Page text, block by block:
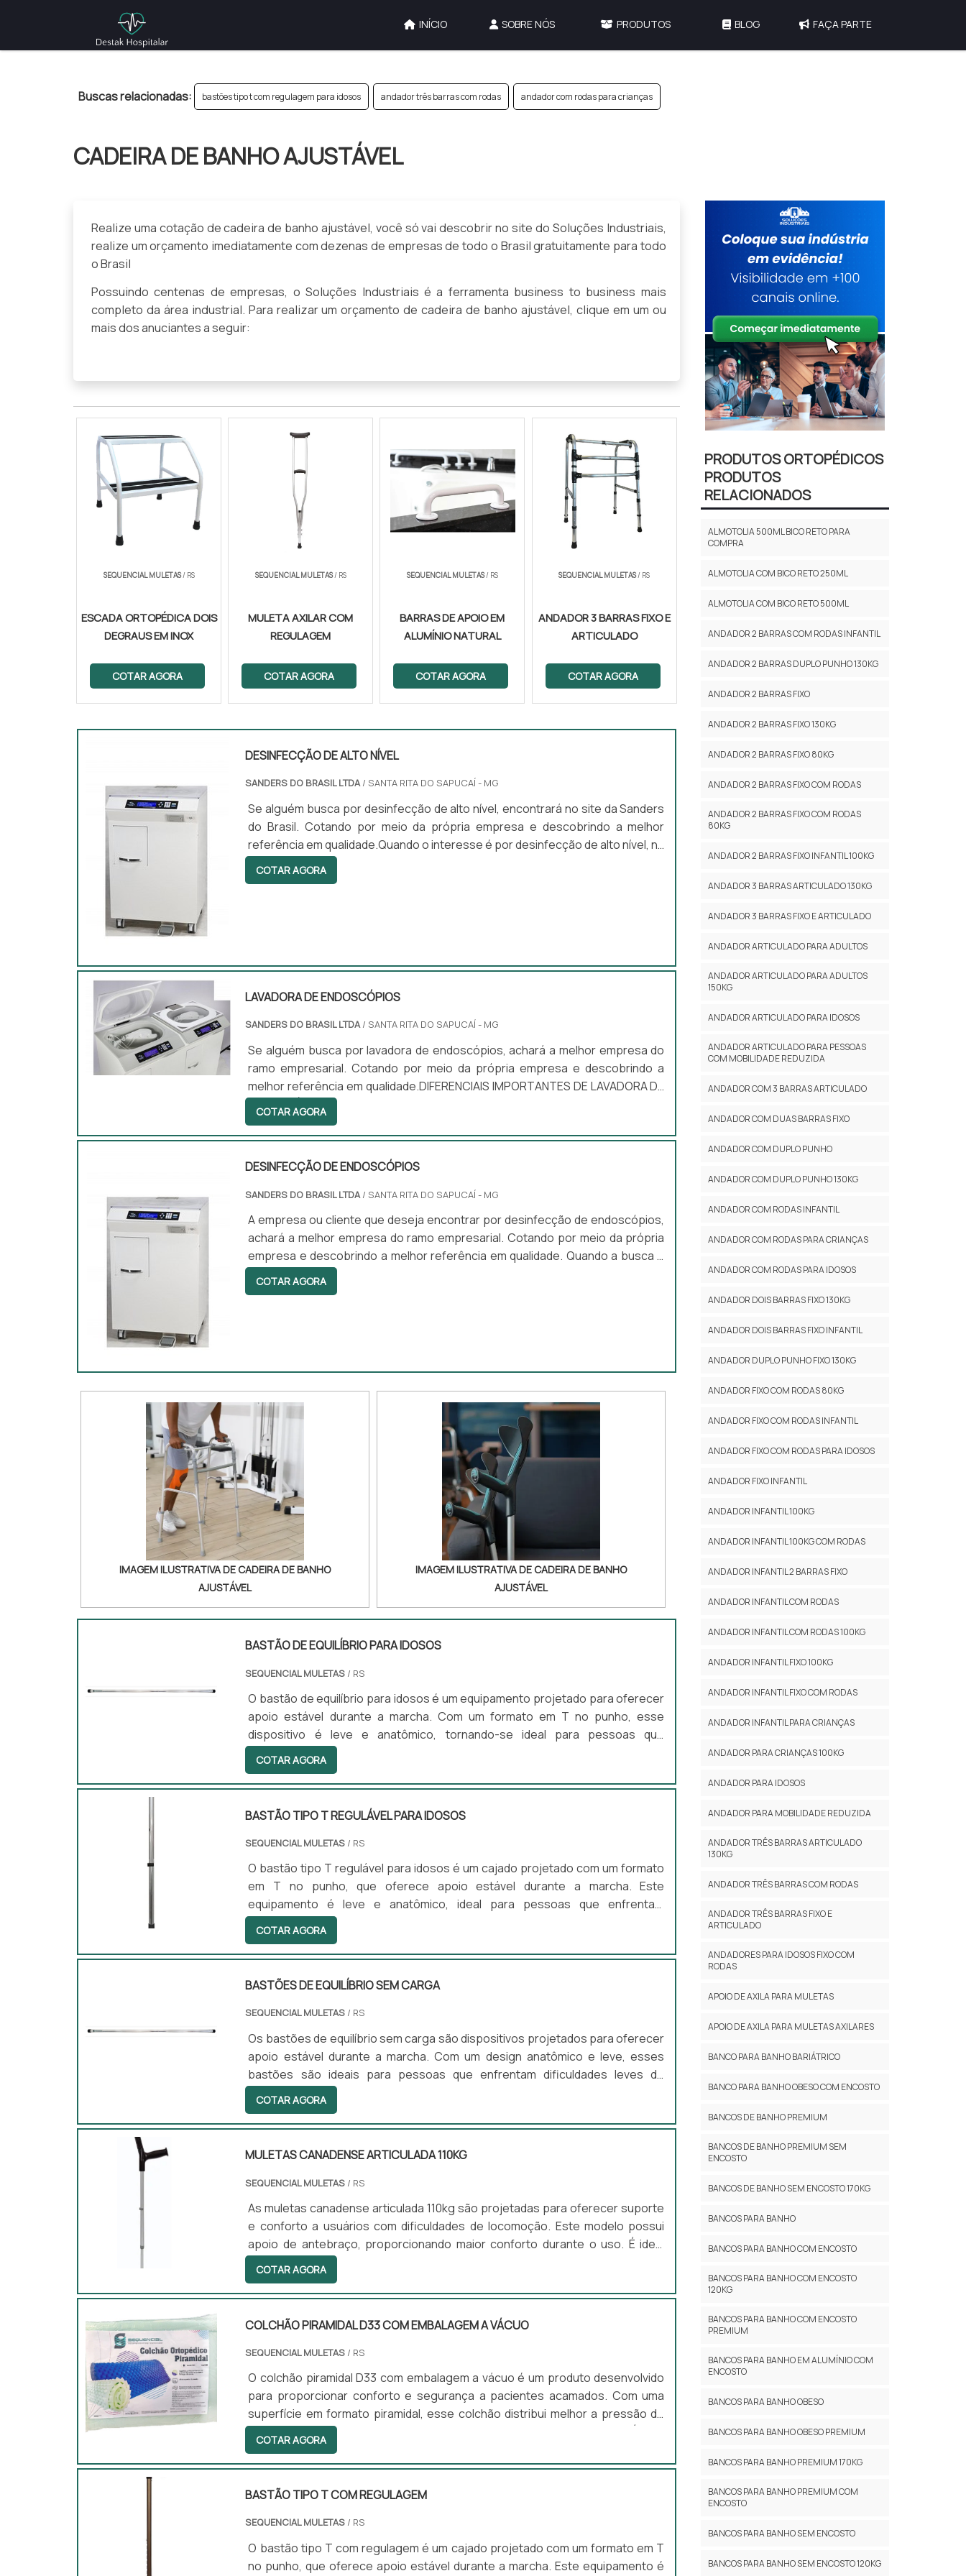
INÍCIO SOBRE NÓS PRODUTOS BLOG FAÇA PARTE
Buscas relacionadas: bastões tipo t com regulagem para idosos andador três barras com rodas andador com rodas para crianças
CADEIRA DE BANHO AJUSTÁVEL
Realize uma cotação de cadeira de banho ajustável, você só vai descobrir no site do Soluções Industriais,
realize um orçamento imediatamente com dezenas de empresas de todo o Brasil gratuitamente para todo
o Brasil
Possuindo centenas de empresas, o Soluções Industriais é a ferramenta business to business mais
completo da área industrial. Para realizar um orçamento de cadeira de banho ajustável, clique em um ou
mais dos anuciantes a seguir:
SEQUENCIAL MULETAS/ RS
ESCADA ORTOPÉDICA DOIS
DEGRAUS EM INOX
COTAR AGORA
SEQUENCIAL MULETAS/ RS
MULETA AXILAR COM
REGULAGEM
COTAR AGORA
SEQUENCIAL MULETAS/ RS
BARRAS DE APOIO EM
ALUMÍNIO NATURAL
COTAR AGORA
SEQUENCIAL MULETAS/ RS
ANDADOR 3 BARRAS FIXO E
ARTICULADO
COTAR AGORA
DESINFECÇÃO DE ALTO NÍVEL
SANDERS DO BRASIL LTDA/ SANTA RITA DO SAPUCAÍ - MG
Se alguém busca por desinfecção de alto nível, encontrará no site da Sanders
do Brasil. Cotando por meio da própria empresa e descobrindo a melhor
referência em qualidade.Quando o interesse é por desinfecção de alto nível, na
Sanders do Brasil irá encontrar excelente custo-benefício com produtos
desenvolvidos para servir mais e melhor.ALGUNS DETALHES SOBRE
COTAR AGORA
LAVADORA DE ENDOSCÓPIOS
SANDERS DO BRASIL LTDA/ SANTA RITA DO SAPUCAÍ - MG
Se alguém busca por lavadora de endoscópios, achará a melhor empresa do
ramo empresarial. Cotando por meio da própria empresa e descobrindo a
melhor referência em qualidade.DIFERENCIAIS IMPORTANTES DE LAVADORA DE
ENDOSCÓPIOSQuem quer achar lavadora de endoscópios em uma empresa
inovadora, depara com a Sanders do Brasil. A empresa atua com lavadoras
ultrassônicas e circuladores de saneantes, garantindo a satisfação da venda à
entrega fin...
COTAR AGORA
DESINFECÇÃO DE ENDOSCÓPIOS
SANDERS DO BRASIL LTDA/ SANTA RITA DO SAPUCAÍ - MG
A empresa ou cliente que deseja encontrar por desinfecção de endoscópios,
achará a melhor empresa do ramo empresarial. Cotando por meio da própria
empresa e descobrindo a melhor referência em qualidade. Quando a busca é
por desinfecção de endoscópios, com a equipe da Sanders do Brasil alcançará
assertividade com preços altamente competitivos.MAIS DETALHES SOBRE
COTAR AGORA
IMAGEM ILUSTRATIVA DE CADEIRA DE BANHO
AJUSTÁVEL
IMAGEM ILUSTRATIVA DE CADEIRA DE BANHO
AJUSTÁVEL
BASTÃO DE EQUILÍBRIO PARA IDOSOS
SEQUENCIAL MULETAS / RS
O bastão de equilíbrio para idosos é um equipamento projetado para oferecer
apoio estável durante a marcha. Com um formato em T no punho, esse
dispositivo é leve e anatômico, tornando-se ideal para pessoas que
apresentam dificuldades leves de locomoção. Uma de suas características
principais é a possibilidade de ajuste em altura, o que proporciona maior
conforto e adaptação ao usuário. O bastão pode ser utilizado em ambientes
internos e externos, oferecendo versatilidade para o dia a dia.
COTAR AGORA
BASTÃO TIPO T REGULÁVEL PARA IDOSOS
SEQUENCIAL MULETAS / RS
O bastão tipo T regulável para idosos é um cajado projetado com um formato
em T no punho, que oferece apoio estável durante a marcha. Este
equipamento é leve e anatômico, ideal para pessoas que enfrentam
dificuldades leves de locomoção. Além disso, sua altura é ajustável, permitindo
que o usuário encontre a posição mais confortável. O bastão pode ser
utilizado tanto em ambientes internos quanto externos, proporcionando
versatilidade em seu uso.
COTAR AGORA
BASTÕES DE EQUILÍBRIO SEM CARGA
SEQUENCIAL MULETAS / RS
Os bastões de equilíbrio sem carga são dispositivos projetados para oferecer
apoio estável durante a marcha. Com um design anatômico e leve, esses
bastões são ideais para pessoas que enfrentam dificuldades leves de
locomoção. Além disso, são ajustáveis em altura, permitindo que se adaptem a
diferentes usuários e situações. Podem ser utilizados tanto em ambientes
internos quanto externos, proporcionando versatilidade e conforto.
COTAR AGORA
MULETAS CANADENSE ARTICULADA 110KG
SEQUENCIAL MULETAS / RS
As muletas canadense articulada 110kg são projetadas para oferecer suporte
e conforto a usuários com dificuldades de locomoção. Este modelo possui
apoio de antebraço, proporcionando maior conforto durante o uso. É ideal
para quem necessita de um equipamento para uso prolongado, permitindo
maior mobilidade e segurança. Esse tipo de muleta é indicado para pessoas
com lesões ou deficiências permanentes, sendo leve, anatômica e ajustável,
adaptando-se às necessidades do usuário.
COTAR AGORA
COLCHÃO PIRAMIDAL D33 COM EMBALAGEM A VÁCUO
SEQUENCIAL MULETAS / RS
O colchão piramidal D33 com embalagem a vácuo é um produto desenvolvido
para proporcionar conforto e segurança a pacientes acamados. Com uma
superfície em formato piramidal, esse colchão distribui melhor a pressão do
corpo, prevenindo escaras e oferecendo ventilação e conforto térmico. É ideal
para uso em hospitais, asilos e domicílios, atendendo às necessidades de
pacientes que permanecem longos períodos em repouso.
COTAR AGORA
BASTÃO TIPO T COM REGULAGEM
SEQUENCIAL MULETAS / RS
O bastão tipo T com regulagem é um cajado projetado com um formato em T
no punho, que oferece apoio estável durante a marcha. Este equipamento é
PRODUTOS ORTOPÉDICOS
PRODUTOS
RELACIONADOS
ALMOTOLIA 500ML BICO RETO PARA
COMPRA
ALMOTOLIA COM BICO RETO 250ML
ALMOTOLIA COM BICO RETO 500ML
ANDADOR 2 BARRAS COM RODAS INFANTIL
ANDADOR 2 BARRAS DUPLO PUNHO 130KG
ANDADOR 2 BARRAS FIXO
ANDADOR 2 BARRAS FIXO 130KG
ANDADOR 2 BARRAS FIXO 80KG
ANDADOR 2 BARRAS FIXO COM RODAS
ANDADOR 2 BARRAS FIXO COM RODAS
80KG
ANDADOR 2 BARRAS FIXO INFANTIL 100KG
ANDADOR 3 BARRAS ARTICULADO 130KG
ANDADOR 3 BARRAS FIXO E ARTICULADO
ANDADOR ARTICULADO PARA ADULTOS
ANDADOR ARTICULADO PARA ADULTOS
150KG
ANDADOR ARTICULADO PARA IDOSOS
ANDADOR ARTICULADO PARA PESSOAS
COM MOBILIDADE REDUZIDA
ANDADOR COM 3 BARRAS ARTICULADO
ANDADOR COM DUAS BARRAS FIXO
ANDADOR COM DUPLO PUNHO
ANDADOR COM DUPLO PUNHO 130KG
ANDADOR COM RODAS INFANTIL
ANDADOR COM RODAS PARA CRIANÇAS
ANDADOR COM RODAS PARA IDOSOS
ANDADOR DOIS BARRAS FIXO 130KG
ANDADOR DOIS BARRAS FIXO INFANTIL
ANDADOR DUPLO PUNHO FIXO 130KG
ANDADOR FIXO COM RODAS 80KG
ANDADOR FIXO COM RODAS INFANTIL
ANDADOR FIXO COM RODAS PARA IDOSOS
ANDADOR FIXO INFANTIL
ANDADOR INFANTIL 100KG
ANDADOR INFANTIL 100KG COM RODAS
ANDADOR INFANTIL 2 BARRAS FIXO
ANDADOR INFANTIL COM RODAS
ANDADOR INFANTIL COM RODAS 100KG
ANDADOR INFANTIL FIXO 100KG
ANDADOR INFANTIL FIXO COM RODAS
ANDADOR INFANTIL PARA CRIANÇAS
ANDADOR PARA CRIANÇAS 100KG
ANDADOR PARA IDOSOS
ANDADOR PARA MOBILIDADE REDUZIDA
ANDADOR TRÊS BARRAS ARTICULADO
130KG
ANDADOR TRÊS BARRAS COM RODAS
ANDADOR TRÊS BARRAS FIXO E
ARTICULADO
ANDADORES PARA IDOSOS FIXO COM
RODAS
APOIO DE AXILA PARA MULETAS
APOIO DE AXILA PARA MULETAS AXILARES
BANCO PARA BANHO BARIÁTRICO
BANCO PARA BANHO OBESO COM ENCOSTO
BANCOS DE BANHO PREMIUM
BANCOS DE BANHO PREMIUM SEM
ENCOSTO
BANCOS DE BANHO SEM ENCOSTO 170KG
BANCOS PARA BANHO
BANCOS PARA BANHO COM ENCOSTO
BANCOS PARA BANHO COM ENCOSTO
120KG
BANCOS PARA BANHO COM ENCOSTO
PREMIUM
BANCOS PARA BANHO EM ALUMÍNIO COM
ENCOSTO
BANCOS PARA BANHO OBESO
BANCOS PARA BANHO OBESO PREMIUM
BANCOS PARA BANHO PREMIUM 170KG
BANCOS PARA BANHO PREMIUM COM
ENCOSTO
BANCOS PARA BANHO SEM ENCOSTO
BANCOS PARA BANHO SEM ENCOSTO 120KG